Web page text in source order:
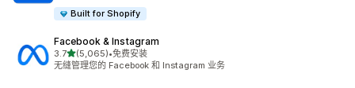
Built for Shopify
Facebook & Instagram
3.7星（满分 5 星）
(5,065)
总共 5065 条评论
•免费安装
无缝管理您的 Facebook 和 Instagram 业务